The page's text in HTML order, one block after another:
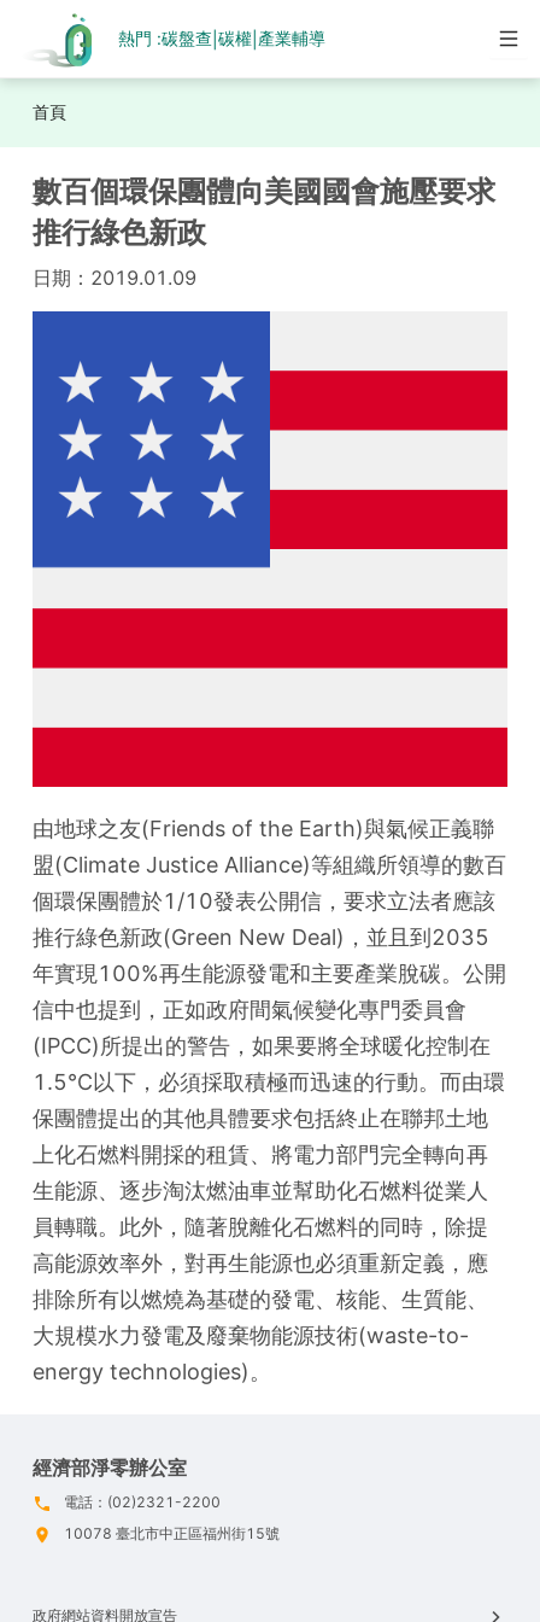
熱門 :碳盤查 碳權| 產業輔導
首頁
數百個環保團體向美國國會施壓要求
推行綠色新政
日期： 2019.01.09
由地球之友(Friends of the Earth)與氣候正義聯
盟(Climate Justice Alliance)等組織所領導的數百
個環保團體於1/10發表公開信，要求立法者應該
推行綠色新政(Green New Deal)，並且到2035
年實現100%再生能源發電和主要產業脫碳。公開
信中也提到，正如政府間氣候變化專門委員會
(IPCC)所提出的警告，如果要將全球暖化控制在
1.5°C以下，必須採取積極而迅速的行動。而由環
保團體提出的其他具體要求包括終止在聯邦土地
上化石燃料開採的租賃、將電力部門完全轉向再
生能源、逐步淘汰燃油車並幫助化石燃料從業人
員轉職。此外，隨著脫離化石燃料的同時，除提
高能源效率外，對再生能源也必須重新定義，應
排除所有以燃燒為基礎的發電、核能、生質能、
大規模水力發電及廢棄物能源技術(waste-to-
energy technologies)。
經濟部淨零辦公室
電話：(02)2321-2200
10078 臺北市中正區福州街15號
政府網站資料開放宣告